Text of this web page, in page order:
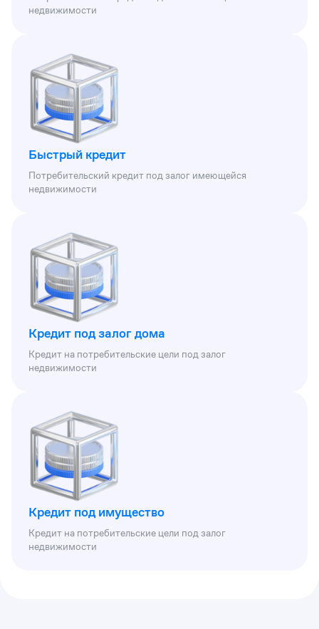
недвижимости
Быстрый кредит
Потребительский кредит под залог имеющейся
недвижимости
Кредит под залог дома
Кредит на потребительские цели под залог
недвижимости
Кредит под имущество
Кредит на потребительские цели под залог
недвижимости